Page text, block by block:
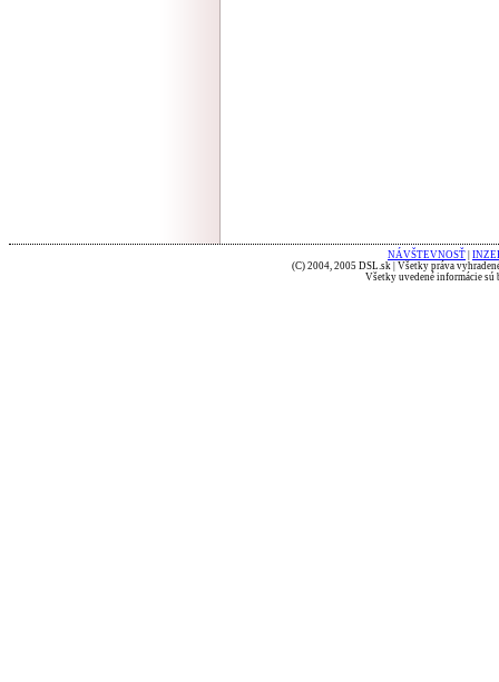
NÁVŠTEVNOSŤ
(C) 2004, 2005 DSL.sk | Všetky práva
Všetky uvedené informácie sú